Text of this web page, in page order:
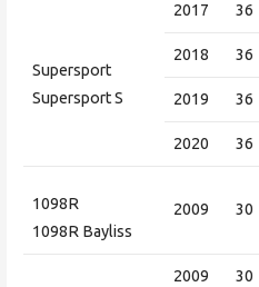
Supersport
Supersport S
2017 36
2018 36
2019 36
2020 36
1098R
1098R Bayliss
2009 30
2009 30